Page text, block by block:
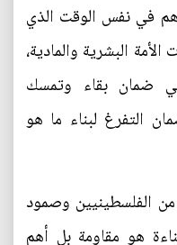
في نفس الوقت الذي
البشرية والمادية،
هي ضمان بقاء وتمسك
التفرغ لبناء ما هو
الفلسطينيين وصمود
هو مقاومة بل أهم